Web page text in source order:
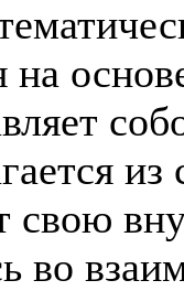
на
свою
во